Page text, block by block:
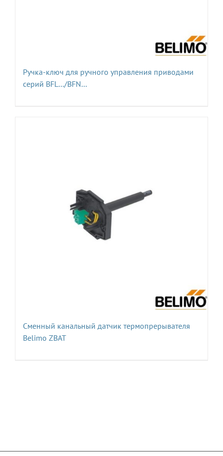
Ручка-ключ для ручного управления приводами
серий BFL…/BFN…
Сменный канальный датчик термопрерывателя
Belimo ZBAT